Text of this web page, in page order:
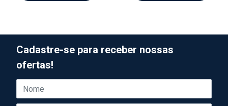
Cadastre-se para receber nossas
ofertas!